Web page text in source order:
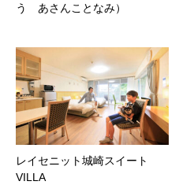
う あさんことなみ）
レイセニット城崎スイート
VILLA